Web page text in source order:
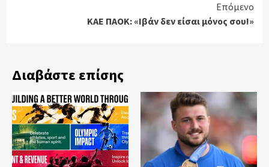
Επόμενο
ΚΑΕ ΠΑΟΚ: «Ιβάν δεν είσαι μόνος σου!»
Διαβάστε επίσης